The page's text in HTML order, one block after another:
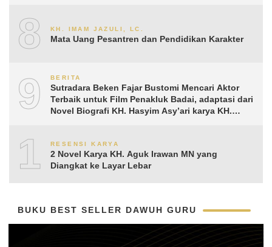
8 KH. IMAM JAZULI, LC.
Mata Uang Pesantren dan Pendidikan Karakter
9 BERITA
Sutradara Beken Fajar Bustomi Mencari Aktor
Terbaik untuk Film Penakluk Badai, adaptasi dari
Novel Biografi KH. Hasyim Asy’ari karya KH.
10RESENSI KARYA
2 Novel Karya KH. Aguk Irawan MN yang
Diangkat ke Layar Lebar
BUKU BEST SELLER DAWUH GURU